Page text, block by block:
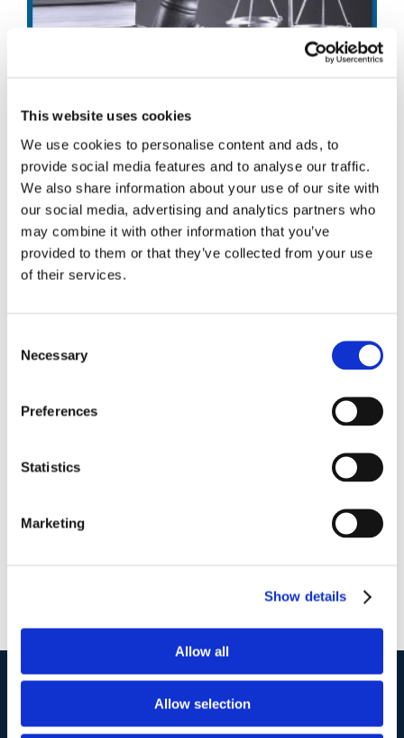
This website uses cookies
We use cookies to personalise content and ads, to
provide social media features and to analyse our traffic.
We also share information about your use of our site with
our social media, advertising and analytics partners who
may combine it with other information that you’ve
provided to them or that they’ve collected from your use
of their services.
Selection
Necessary
Preferences
Statistics
Marketing
Show details
Allow all
Allow selection
Decreto Legislativo
Intercettazioni
La testata giuridica Diritto 24 de Il Sole 24 Ore ha
pubblicato il nostro commento al recente Decreto
implicazioni della norma, vi invitiamo a leggere
l'articolo: Votata la fiducia sul D.l. n. 161 del 2019
Continua a leggere
I nostri contatti.